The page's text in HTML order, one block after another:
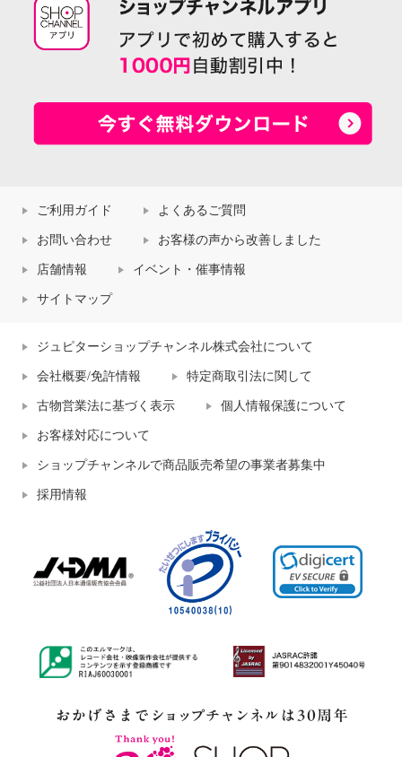
ご利用ガイド よくあるご質問
お問い合わせ お客様の声から改善しました
店舗情報 イベント・催事情報
サイトマップ
ジュピターショップチャンネル株式会社について
会社概要/免許情報 特定商取引法に関して
古物営業法に基づく表示 個人情報保護について
お客様対応について
ショップチャンネルで商品販売希望の事業者募集中
採用情報